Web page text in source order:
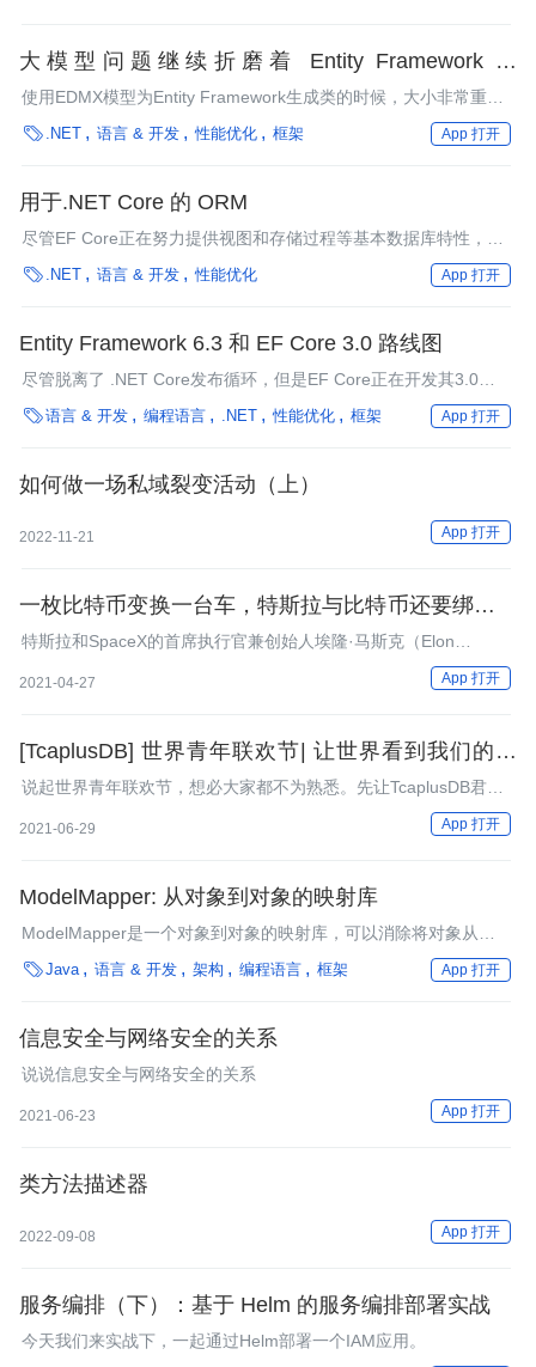
大模型问题继续折磨着 Entity Framework 和
NHibernate
使用EDMX模型为Entity Framework生成类的时候，大小非常重
要。默认情况下，模型中的实体越多，生成操作执行的越慢。下面
是引自David Obando提供的bug报告中的一段内容。本文中提到的
 .NET 语言 & 开发 性能优化 框架 App 打开
用于.NET Core 的 ORM
尽管EF Core正在努力提供视图和存储过程等基本数据库特性，但
是开发人员也在寻求能满足他们数据访问需求的ORM工具。本文
列出了一些相对广为使用的ORM。
 .NET 语言 & 开发 性能优化 App 打开
Entity Framework 6.3 和 EF Core 3.0 路线图
尽管脱离了 .NET Core发布循环，但是EF Core正在开发其3.0路
线图。除此之外，还对原来的Entity Framework进行了一些重要的
变更。
语言 & 开发 编程语言 .NET 性能优化 框架 App 打开
如何做一场私域裂变活动（上）
2022-11-21 App 打开
一枚比特币变换一台车，特斯拉与比特币还要绑定多
久？
特斯拉和SpaceX的首席执行官兼创始人埃隆·马斯克（Elon
Musk）宣布，特斯拉将在官网上接受比特币作为付款方式。这家
世界领先的电动汽车制造商正在全力支持世界上影响力最大的数字
2021-04-27 App 打开
[TcaplusDB] 世界青年联欢节| 让世界看到我们的光
彩！
说起世界青年联欢节，想必大家都不为熟悉。先让TcaplusDB君为
2021-06-29 App 打开
ModelMapper: 从对象到对象的映射库
ModelMapper是一个对象到对象的映射库，可以消除将对象从一
种形式复制为另一种形式时的重复代码。通过观察属性名称，它能
够执行自动映射，或定义描述该映射的提示。
Java 语言 & 开发 架构 编程语言 框架 App 打开
信息安全与网络安全的关系
说说信息安全与网络安全的关系
2021-06-23 App 打开
类方法描述器
2022-09-08 App 打开
服务编排（下）：基于 Helm 的服务编排部署实战
今天我们来实战下，一起通过Helm部署一个IAM应用。